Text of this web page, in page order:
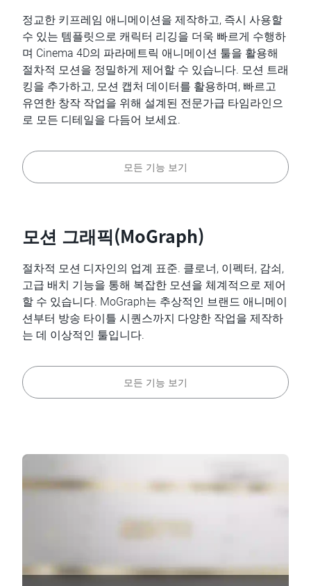
정교한 키프레임 애니메이션을 제작하고, 즉시 사용할
수 있는 템플릿으로 캐릭터 리깅을 더욱 빠르게 수행하
며 Cinema 4D의 파라메트릭 애니메이션 툴을 활용해
절차적 모션을 정밀하게 제어할 수 있습니다. 모션 트래
킹을 추가하고, 모션 캡처 데이터를 활용하며, 빠르고
유연한 창작 작업을 위해 설계된 전문가급 타임라인으
로 모든 디테일을 다듬어 보세요.
모든 기능 보기
모션 그래픽(MoGraph)
절차적 모션 디자인의 업계 표준. 클로너, 이펙터, 감쇠,
고급 배치 기능을 통해 복잡한 모션을 체계적으로 제어
할 수 있습니다. MoGraph는 추상적인 브랜드 애니메이
션부터 방송 타이틀 시퀀스까지 다양한 작업을 제작하
는 데 이상적인 툴입니다.
모든 기능 보기